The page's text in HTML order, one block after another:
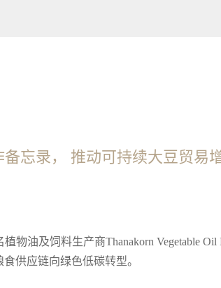
备忘录， 推动可持续大豆贸易
物油及饲料生产商Thanakorn Vegetable Oil
供应链向绿色低碳转型。